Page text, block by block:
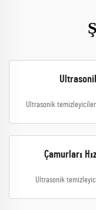
Ultrasonik
Çamurları
Ultrasonik